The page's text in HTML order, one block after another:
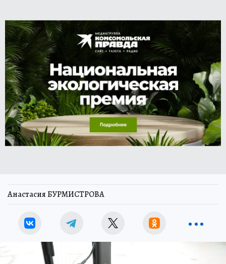
Анастасия БУРМИСТРОВА